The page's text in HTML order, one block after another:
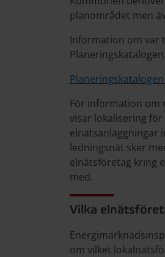
planområdet men
Information om var
Planeringskatalogen.
För information om
visar lokalisering
elnätsanläggningar
ledningsnät sker
elnätsföretag kring
med.
Vilka
om vilket